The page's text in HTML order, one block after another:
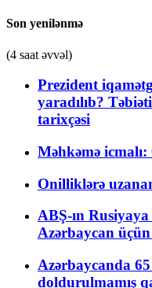
Son yenilənmə
(4 saat əvvəl)
Prezident
yaradılıb?
tarixçəsi
Məhkəmə icmalı:
Onilliklərə
ABŞ-ın
Azərbaycan
Azərbaycanda
doldurulmamış